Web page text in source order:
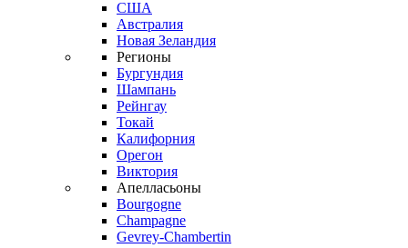
США
Австралия
Новая Зеландия
Регионы
Бургундия
Шампань
Рейнгау
Токай
Калифорния
Орегон
Виктория
Апелласьоны
Bourgogne
Champagne
Gevrey-Chambertin